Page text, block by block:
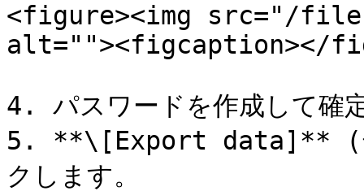
<figure><img src="/
alt=""><figcaption></
4. パスワードを作成して確
5. **\[Export data]** (デ
クします。